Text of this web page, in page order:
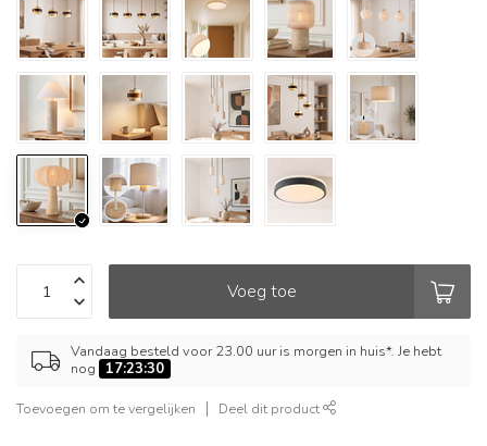
Voeg toe
Vandaag besteld voor 23.00 uur is morgen in huis*. Je hebt
nog
17:23:29
Toevoegen om te vergelijken Deel dit product